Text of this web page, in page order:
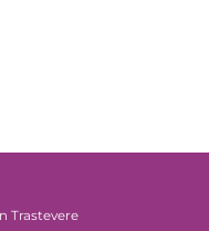
Trastevere